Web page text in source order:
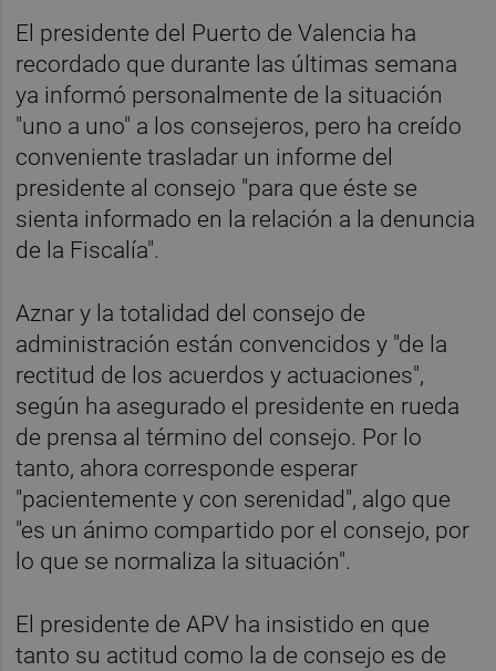
El presidente del Puerto de Valencia ha
recordado que durante las últimas semana
ya informó personalmente de la situación
"uno a uno" a los consejeros, pero ha creído
conveniente trasladar un informe del
presidente al consejo "para que éste se
sienta informado en la relación a la denuncia
de la Fiscalía".
Aznar y la totalidad del consejo de
administración están convencidos y "de la
rectitud de los acuerdos y actuaciones",
según ha asegurado el presidente en rueda
de prensa al término del consejo. Por lo
tanto, ahora corresponde esperar
"pacientemente y con serenidad", algo que
"es un ánimo compartido por el consejo, por
lo que se normaliza la situación".
El presidente de APV ha insistido en que
tanto su actitud como la de consejo es de